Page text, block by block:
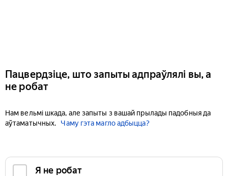
Пацвердзіце, што запыты адпраўлялі вы, а
не робат
Нам вельмі шкада, але запыты з вашай прылады падобныя да
аўтаматычных.
Чаму гэта магло адбыцца?
Я не робат